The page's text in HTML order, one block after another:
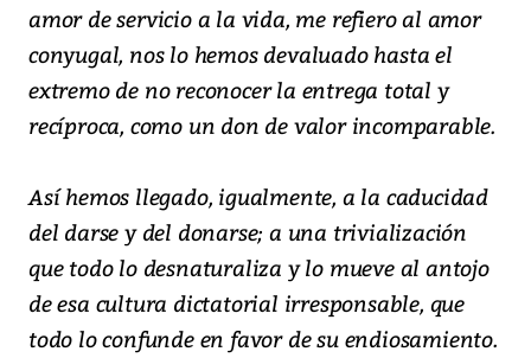
amor de servicio a la vida, me refiero al amor
conyugal, nos lo hemos devaluado hasta el
extremo de no reconocer la entrega total y
recíproca, como un don de valor incomparable.
Así hemos llegado, igualmente, a la caducidad
del darse y del donarse; a una trivialización
que todo lo desnaturaliza y lo mueve al antojo
de esa cultura dictatorial irresponsable, que
todo lo confunde en favor de su endiosamiento.